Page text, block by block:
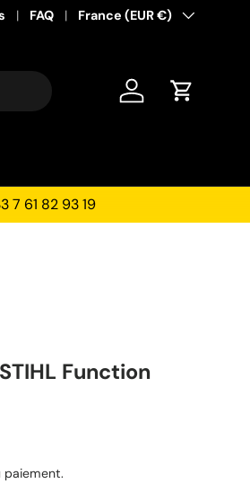
FAQ Pays
France (EUR €)
Se connecter
Panier
7 61 82 93 19
Function
paiement.